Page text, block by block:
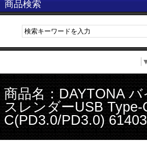
商品検索
商品名：DAYTONA
スレンダーUSB Type-
C(PD3.0/PD3.0) 61403